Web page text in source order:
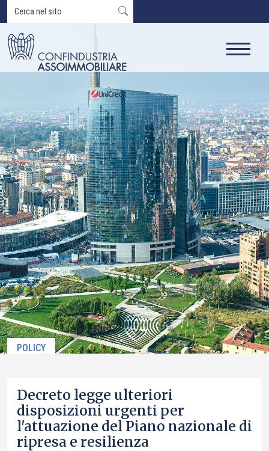
POLICY
Decreto legge ulteriori
disposizioni urgenti per
l'attuazione del Piano nazionale di
ripresa e resilienza